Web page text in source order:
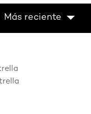
Más reciente